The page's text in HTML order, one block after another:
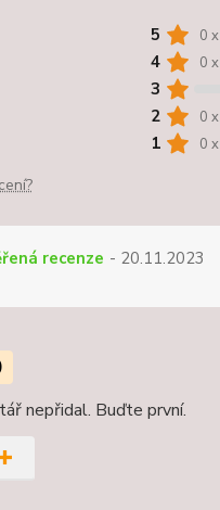
5 0 x
4 0 x
3
2
0 x
1 0 x
recenze - 20.11.2023
nepřidal. Buďte první.